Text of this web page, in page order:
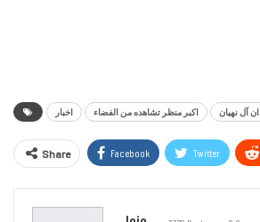
اخبار اكبر منظر تشاهده من الفضاء آل نهيان
Share Facebook Twitter